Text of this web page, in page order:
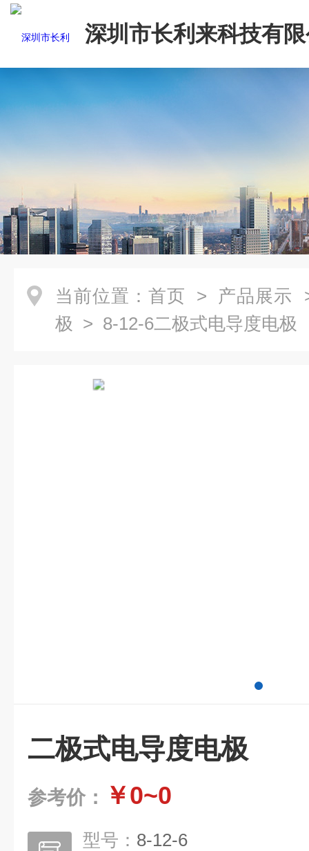
深圳市长利来科技有
当前位置： 首页 > 产品展示
极 > 8-12-6二极式电导度电极
二极式电导度电极
参考价： ￥0~0
型号： 8-12-6